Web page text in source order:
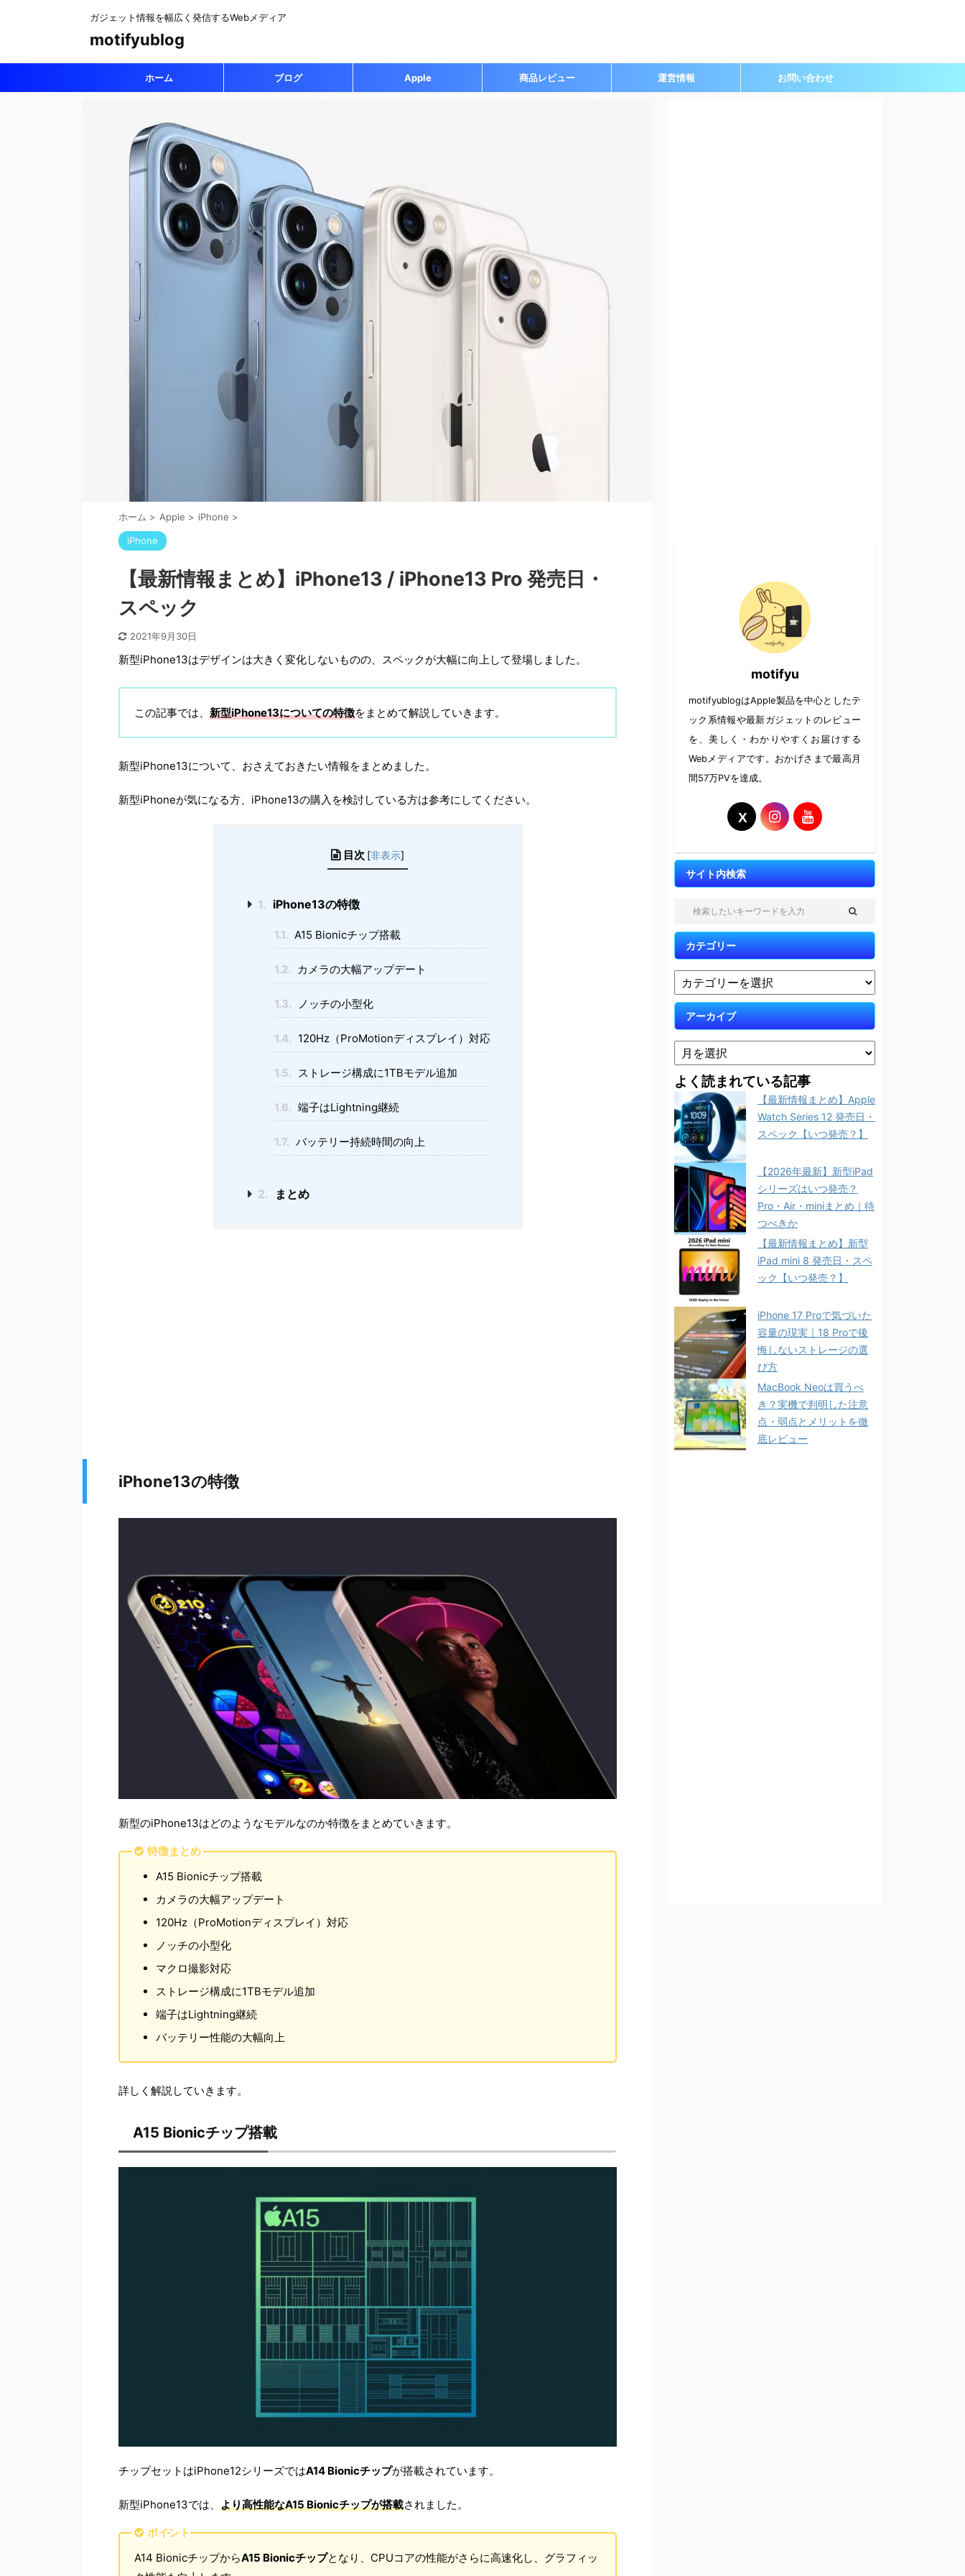
ガジェット情報を幅広く発信するWebメディア
motifyublog
ホーム ブログ Apple 商品レビュー 運営情報 お問い合わせ
ホーム > Apple > iPhone >
iPhone
【最新情報まとめ】iPhone13 / iPhone13 Pro 発売日・
スペック
2021年9月30日
新型iPhone13はデザインは大きく変化しないものの、スペックが大幅に向上して登場しました。
この記事では、 新型iPhone13についての特徴をまとめて解説していきます。
新型iPhone13について、おさえておきたい情報をまとめました。
新型iPhoneが気になる方、iPhone13の購入を検討している方は参考にしてください。
目次 [非表示]
1. iPhone13の特徴
1.1. A15 Bionicチップ搭載
1.2. カメラの大幅アップデート
1.3. ノッチの小型化
1.4. 120Hz（ProMotionディスプレイ）対応
1.5. ストレージ構成に1TBモデル追加
1.6. 端子はLightning継続
1.7. バッテリー持続時間の向上
2. まとめ
iPhone13の特徴
新型のiPhone13はどのようなモデルなのか特徴をまとめていきます。
特徴まとめ
A15 Bionicチップ搭載
カメラの大幅アップデート
120Hz（ProMotionディスプレイ）対応
ノッチの小型化
マクロ撮影対応
ストレージ構成に1TBモデル追加
端子はLightning継続
バッテリー性能の大幅向上
詳しく解説していきます。
A15 Bionicチップ搭載
チップセットはiPhone12シリーズではA14 Bionicチップが搭載されています。
新型iPhone13では、 より高性能なA15 Bionicチップが搭載されました。
ポイント
A14 BionicチップからA15 Bionicチップとなり、CPUコアの性能がさらに高速化し、グラフィッ
motifyu
motifyublogはApple製品を中心としたテ
ック系情報や最新ガジェットのレビュー
を、美しく・わかりやすくお届けする
Webメディアです。おかげさまで最高月
間57万PVを達成。
サイト内検索
カテゴリー
アーカイブ
よく読まれている記事
【最新情報まとめ】Apple
Watch Series 12 発売日・
スペック【いつ発売？】
【2026年最新】新型iPad
シリーズはいつ発売？
Pro・Air・miniまとめ｜待
つべきか
【最新情報まとめ】新型
iPad mini 8 発売日・スペ
ック【いつ発売？】
iPhone 17 Proで気づいた
容量の現実｜18 Proで後
悔しないストレージの選
び方
MacBook Neoは買うべ
き？実機で判明した注意
点・弱点とメリットを徹
底レビュー